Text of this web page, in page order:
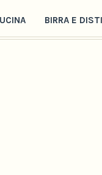
BIRRA E